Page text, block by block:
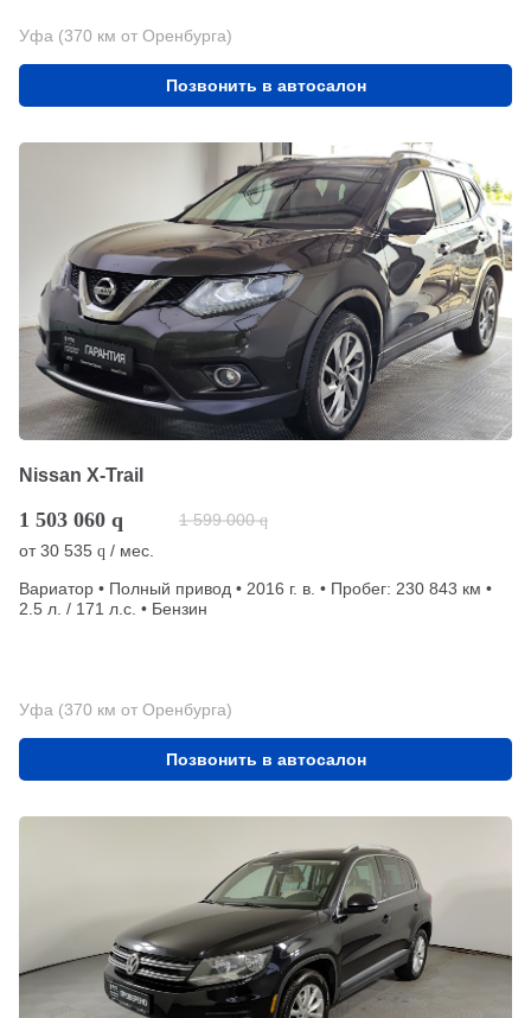
Уфа (370 км от Оренбурга)
Позвонить в автосалон
Nissan X-Trail
1 503 060 q 1 599 000 q
от30 535 q / мес.
Вариатор • Полный привод • 2016 г. в. • Пробег: 230 843 км •
2.5 л. / 171 л.с. • Бензин
Уфа (370 км от Оренбурга)
Позвонить в автосалон